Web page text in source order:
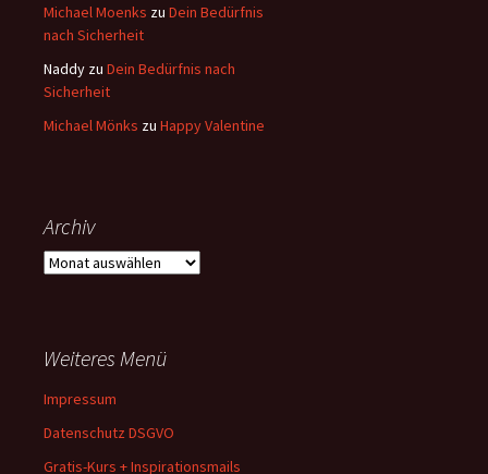
Michael Moenks zu Dein Bedürfnis
nach Sicherheit
Naddy zu Dein Bedürfnis nach
Sicherheit
Michael Mönks zu Happy Valentine
Archiv
Archiv
Weiteres Menü
Impressum
Datenschutz DSGVO
Gratis-Kurs + Inspirationsmails